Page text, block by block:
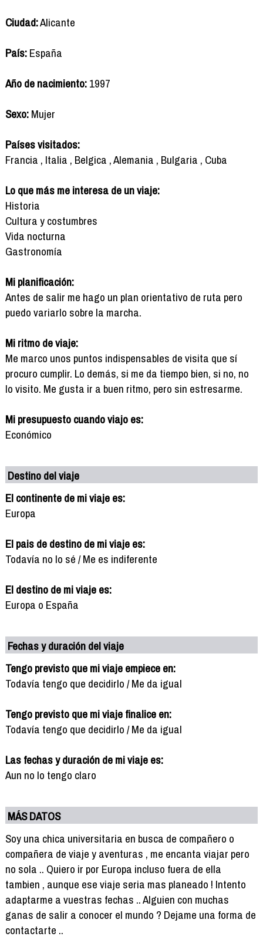
Ciudad:Alicante
País:España
Año de nacimiento:1997
Sexo:Mujer
Países visitados:
Francia , Italia , Belgica , Alemania , Bulgaria , Cuba
Lo que más me interesa de un viaje:
Historia
Cultura y costumbres
Vida nocturna
Gastronomía
Mi planificación:
Antes de salir me hago un plan orientativo de ruta pero
puedo variarlo sobre la marcha.
Mi ritmo de viaje:
Me marco unos puntos indispensables de visita que sí
procuro cumplir. Lo demás, si me da tiempo bien, si no, no
lo visito. Me gusta ir a buen ritmo, pero sin estresarme.
Mi presupuesto cuando viajo es:
Económico
Destino del viaje
El continente de mi viaje es:
Europa
El pais de destino de mi viaje es:
Todavía no lo sé / Me es indiferente
El destino de mi viaje es:
Europa o España
Fechas y duración del viaje
Tengo previsto que mi viaje empiece en:
Todavía tengo que decidirlo / Me da igual
Tengo previsto que mi viaje finalice en:
Todavía tengo que decidirlo / Me da igual
Las fechas y duración de mi viaje es:
Aun no lo tengo claro
MÁS DATOS
Soy una chica universitaria en busca de compañero o
compañera de viaje y aventuras , me encanta viajar pero
no sola .. Quiero ir por Europa incluso fuera de ella
tambien , aunque ese viaje seria mas planeado ! Intento
adaptarme a vuestras fechas .. Alguien con muchas
ganas de salir a conocer el mundo ? Dejame una forma de
contactarte ..